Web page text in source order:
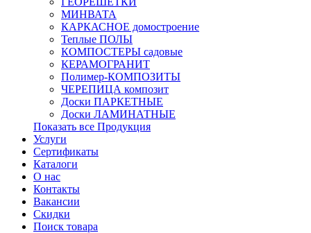
МИНВАТА
КАРКАСНОЕ домостроение
Теплые ПОЛЫ
КОМПОСТЕРЫ садовые
КЕРАМОГРАНИТ
Полимер-КОМПОЗИТЫ
ЧЕРЕПИЦА композит
Доски ПАРКЕТНЫЕ
Доски ЛАМИНАТНЫЕ
Показать все Продукция
Услуги
Сертификаты
Каталоги
О нас
Контакты
Вакансии
Скидки
Поиск товара